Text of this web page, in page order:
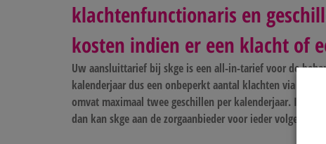
klachtenfunctionaris en
kosten indien er een klacht of
Uw aansluittarief bij skge is een all-in-tarief voor de
kalenderjaar dus een onbeperkt aantal klachten via skge
omvat maximaal twee geschillen per kalenderjaar. Indien
dan kan skge aan de zorgaanbieder voor ieder volgend